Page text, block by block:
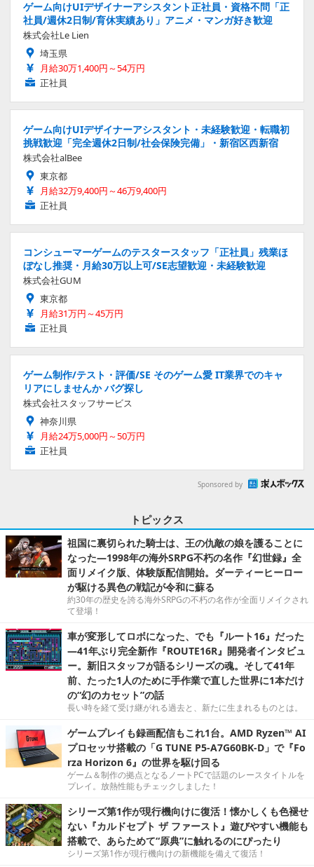
ゲーム向けUIデザイナーアシスタント正社員・資格不問「正
社員/週休2日制/育休実績あり」アニメ・マンガ好き歓迎
株式会社Le Lien
埼玉県
月給30万1,400円～54万円
正社員
ゲーム向けUIデザイナーアシスタント・未経験歓迎・転職初
挑戦歓迎「完全週休2日制/社会保険完備」・新宿区西新宿
株式会社alBee
東京都
月給32万9,400円～46万9,400円
正社員
コンシューマーゲームのテスタースタッフ「正社員」残業ほ
ぼなし推奨・月給30万以上可/SE志望歓迎・未経験歓迎
株式会社GUM
東京都
月給31万円～45万円
正社員
ゲーム制作/テスト・評価/SE そのゲーム愛 IT業界でのキャ
リアにしませんか バグ探し
株式会社スタッフサービス
神奈川県
月給24万5,000円～50万円
正社員
Sponsored by
トピックス
祖国に裏切られた騎士は、王の仇敵の娘を護ることに
なった―1998年の海外SRPG不朽の名作『幻世録』全
面リメイク版、体験版配信開始。ダーティーヒーロー
が駆ける異色の戦記が令和に蘇る
約30年の歴史を誇る海外SRPGの不朽の名作が全面リメイクされ
て登場！
車が変形してロボになった、でも『ルート16』だった
―41年ぶり完全新作『ROUTE16R』開発者インタビュ
ー。新旧スタッフが語るシリーズの魂。そして41年
前、たった1人のために手作業で直した世界に1本だけ
の“幻のカセット”の話
長い時を経て受け継がれる過去と、新たに生まれるものとは。
ゲームプレイも録画配信もこれ1台。AMD Ryzen™ AI
プロセッサ搭載の「G TUNE P5-A7G60BK-D」で『Fo
rza Horizon 6』の世界を駆け回る
ゲーム＆制作の拠点となるノートPCで話題のレースタイトルを
プレイ。放熱性能もチェックしました！
シリーズ第1作が現行機向けに復活！懐かしくも色褪せ
ない『カルドセプト ザ ファースト』遊びやすい機能も
搭載で、あらためて“原典”に触れるのにぴったり
シリーズ第1作が現行機向けの新機能を備えて復活！